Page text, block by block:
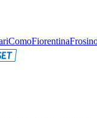
ComoFiorentina